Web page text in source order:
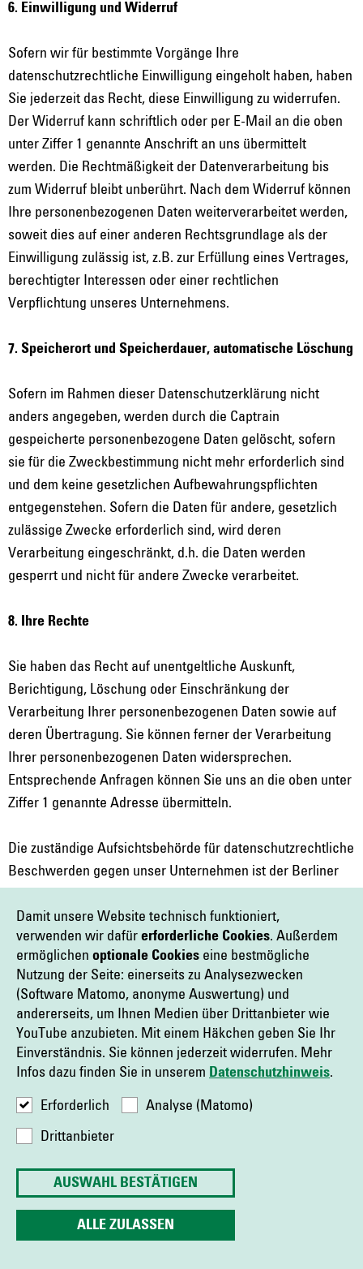
6. Einwilligung und Widerruf
Sofern wir für bestimmte Vorgänge Ihre
datenschutzrechtliche Einwilligung eingeholt haben, haben
Sie jederzeit das Recht, diese Einwilligung zu widerrufen.
Der Widerruf kann schriftlich oder per E-Mail an die oben
unter Ziffer 1 genannte Anschrift an uns übermittelt
werden. Die Rechtmäßigkeit der Datenverarbeitung bis
zum Widerruf bleibt unberührt. Nach dem Widerruf können
Ihre personenbezogenen Daten weiterverarbeitet werden,
soweit dies auf einer anderen Rechtsgrundlage als der
Einwilligung zulässig ist, z.B. zur Erfüllung eines Vertrages,
berechtigter Interessen oder einer rechtlichen
Verpflichtung unseres Unternehmens.
7. Speicherort und Speicherdauer, automatische Löschung
Sofern im Rahmen dieser Datenschutzerklärung nicht
anders angegeben, werden durch die Captrain
gespeicherte personenbezogene Daten gelöscht, sofern
sie für die Zweckbestimmung nicht mehr erforderlich sind
und dem keine gesetzlichen Aufbewahrungspflichten
entgegenstehen. Sofern die Daten für andere, gesetzlich
zulässige Zwecke erforderlich sind, wird deren
Verarbeitung eingeschränkt, d.h. die Daten werden
gesperrt und nicht für andere Zwecke verarbeitet.
8. Ihre Rechte
Sie haben das Recht auf unentgeltliche Auskunft,
Berichtigung, Löschung oder Einschränkung der
Verarbeitung Ihrer personenbezogenen Daten sowie auf
deren Übertragung. Sie können ferner der Verarbeitung
Ihrer personenbezogenen Daten widersprechen.
Entsprechende Anfragen können Sie uns an die oben unter
Ziffer 1 genannte Adresse übermitteln.
Die zuständige Aufsichtsbehörde für datenschutzrechtliche
Beschwerden gegen unser Unternehmen ist der Berliner
Friedrichstr. 219, Besuchereingang: Puttkamerstr. 16 - 18 in
10969 Berlin. Sie können sich aber auch an jede andere
Aufsichtsbehörde innerhalb der EU wenden.
9. Links zu anderen Websites
Das Online-Angebot enthält Links zu anderen Websites.
Captrain hat keinen Einfluss auf Inhalte von Websites
Dritter. Für fremde Inhalte, die über Links erreicht werden
macht sich deren Inhalt nicht zu Eigen. Für die Inhalte der
verlinkten Seiten ist stets der jeweilige Anbieter oder
Betreiber der Websites verantwortlich. Bei Bekanntwerden
von Rechtsverletzungen wird Captrain derartige Links
Damit unsere Website technisch funktioniert,
verwenden wir dafür erforderliche Cookies. Außerdem
ermöglichen optionale Cookies eine bestmögliche
Nutzung der Seite: einerseits zu Analysezwecken
(Software Matomo, anonyme Auswertung) und
andererseits, um Ihnen Medien über Drittanbieter wie
YouTube anzubieten. Mit einem Häkchen geben Sie Ihr
Einverständnis. Sie können jederzeit widerrufen. Mehr
Infos dazu finden Sie in unserem Datenschutzhinweis.
Erforderlich Analyse (Matomo)
Drittanbieter
AUSWAHL BESTÄTIGEN
ALLE ZULASSEN